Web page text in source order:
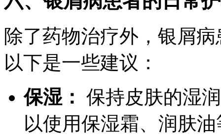
除了药物治疗外，银屑
以下是一些建议：
保湿： 保持皮肤的湿
以使用保湿霜、润肤